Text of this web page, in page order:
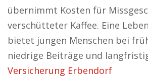
übernimmt Kosten für
verschütteter Kaffee. Eine
bietet jungen Menschen bei
niedrige Beiträge und
Versicherung Erbendorf